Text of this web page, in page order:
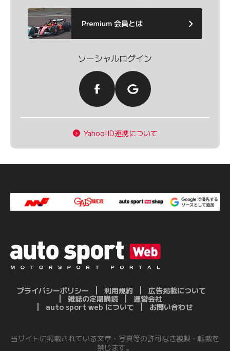
ソーシャルログイン
Yahoo!ID連携について
プライバシーポリシー 利用規約
広告掲載について
雑誌の定期購読
運営会社
auto sport web について
お問い合わせ
当サイトに掲載されている文章・写真等の許可なき複製・転載を
禁じます。